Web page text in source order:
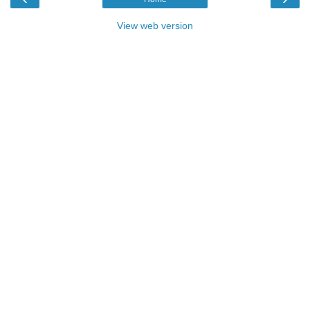
View web version